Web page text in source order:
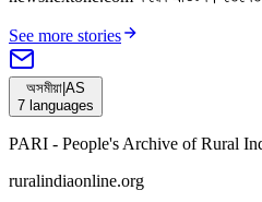
See more stories
অসমীয়া AS
7 languages
PARI - People's Archive of Rural
ruralindiaonline.org